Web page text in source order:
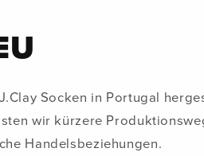
Socken in Portugal
wir kürzere
Handelsbeziehungen.